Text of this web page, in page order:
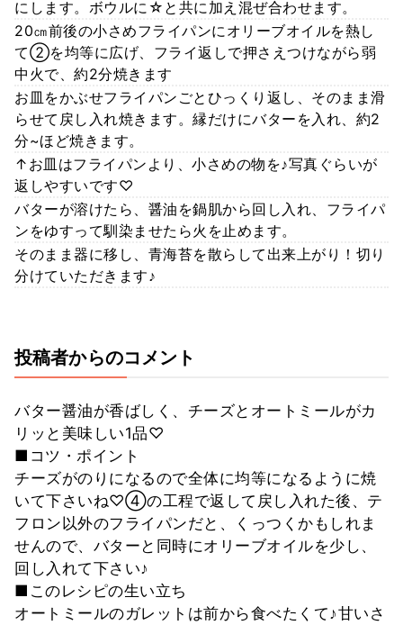
にします。ボウルに☆と共に加え混ぜ合わせます。
20㎝前後の小さめフライパンにオリーブオイルを熱し
て②を均等に広げ、フライ返しで押さえつけながら弱
中火で、約2分焼きます
お皿をかぶせフライパンごとひっくり返し、そのまま滑
らせて戻し入れ焼きます。縁だけにバターを入れ、約2
分~ほど焼きます。
↑お皿はフライパンより、小さめの物を♪写真ぐらいが
返しやすいです♡
バターが溶けたら、醤油を鍋肌から回し入れ、フライパ
ンをゆすって馴染ませたら火を止めます。
そのまま器に移し、青海苔を散らして出来上がり！切り
分けていただきます♪
投稿者からのコメント
バター醤油が香ばしく、チーズとオートミールがカ
リッと美味しい1品♡
■コツ・ポイント
チーズがのりになるので全体に均等になるように焼
いて下さいね♡④の工程で返して戻し入れた後、テ
フロン以外のフライパンだと、くっつくかもしれま
せんので、バターと同時にオリーブオイルを少し、
回し入れて下さい♪
■このレシピの生い立ち
オートミールのガレットは前から食べたくて♪甘いさ